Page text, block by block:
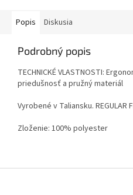
Popis Diskusia
Podrobný popis
TECHNICKÉ VLASTNOSTI:
priedušnosť a pružný materiál
Vyrobené v Taliansku. REGULAR
Zloženie: 100% polyester